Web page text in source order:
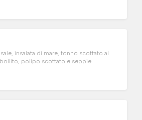
insalata di mare, tonno scottato al
polipo scottato e seppie